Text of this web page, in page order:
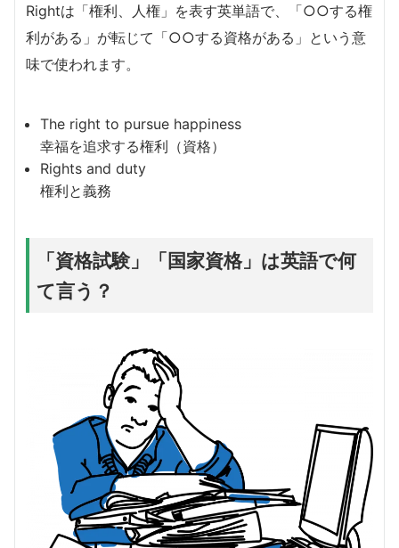
Rightは「権利、人権」を表す英単語で、「○○する権
利がある」が転じて「○○する資格がある」という意
味で使われます。
The right to pursue happiness
幸福を追求する権利（資格）
Rights and duty
権利と義務
「資格試験」「国家資格」は英語で何
て言う？